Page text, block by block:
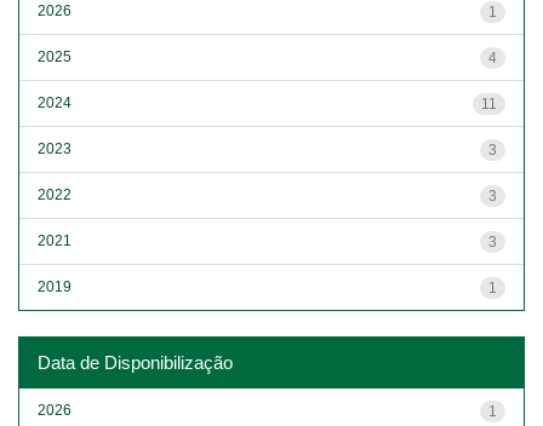
1
2026
4
2025
11
2024
3
2023
3
2022
3
2021
1
2019
Data de Disponibilização
1
2026